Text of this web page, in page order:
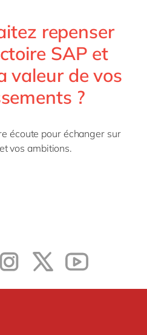
repenser
SAP et
valeur de vos
?
écoute pour échanger sur
vos ambitions.